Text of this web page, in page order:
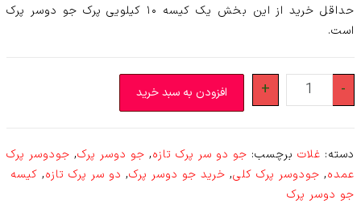
حداقل خرید از این بخش یک کیسه ۱۰ کیلویی پرک جو دوسر پرک
است.
-
جودوسر
کیلو)
عدد
+ افزودن به سبد خرید
دسته: غلات برچسب: جو دو سر پرک تازه, جو دوسر پرک, جودوسر پرک
عمده, جودوسر پرک کلی, خرید جو دوسر پرک, دو سر پرک تازه, کیسه
جو دوسر پرک